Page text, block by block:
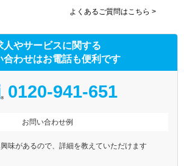
よくあるご質問はこちら >
人やサービスに関する
合わせはお電話も便利です
0120-941-651
お問い合わせ例
味があるので、詳細を教えていただけます